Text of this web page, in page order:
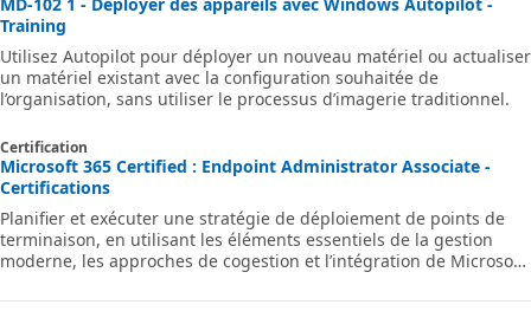
Training
Utilisez Autopilot pour déployer un nouveau matériel ou actualiser
un matériel existant avec la configuration souhaitée de
l’organisation, sans utiliser le processus d’imagerie traditionnel.
Certification
Microsoft 365 Certified : Endpoint Administrator Associate -
Certifications
Planifier et exécuter une stratégie de déploiement de points de
terminaison, en utilisant les éléments essentiels de la gestion
moderne, les approches de cogestion et l’intégration de Microsoft